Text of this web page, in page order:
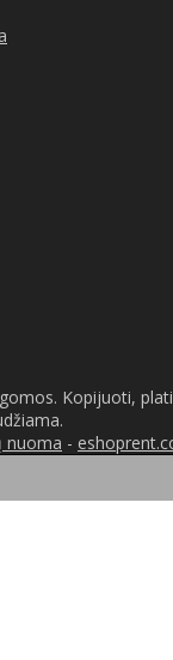
Kopijuoti,
nuoma -